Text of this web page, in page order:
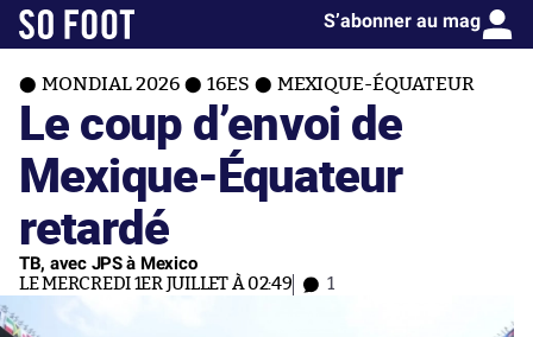
S’abonner au mag
MONDIAL 2026 16ES MEXIQUE-ÉQUATEUR
Le coup d’envoi de
Mexique-Équateur
retardé
TB, avec JPS à Mexico
LE MERCREDI 1ER JUILLET À 02:49 1